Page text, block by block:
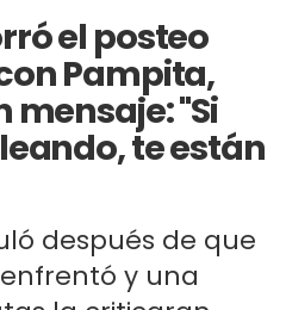
el posteo
Pampita,
mensaje: "Si
te están
después de que
y una